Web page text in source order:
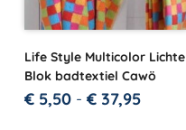
Life Style Multicolor Lichte
Blok badtextiel Cawö
€ 5,50 - € 37,95